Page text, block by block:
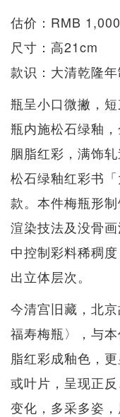
估价：RMB
尺寸：高21cm
款识：大清乾隆年
瓶呈小口微撇，
瓶内施松石绿釉
胭脂红彩，满饰
松石绿釉红彩书
款。本件梅瓶形
渲染技法及没骨
中控制彩料稀稠
出立体层次。
今清宫旧藏，北
福寿梅瓶〉，与
脂红彩成釉色，
或叶片，呈现正
变化，多采多姿